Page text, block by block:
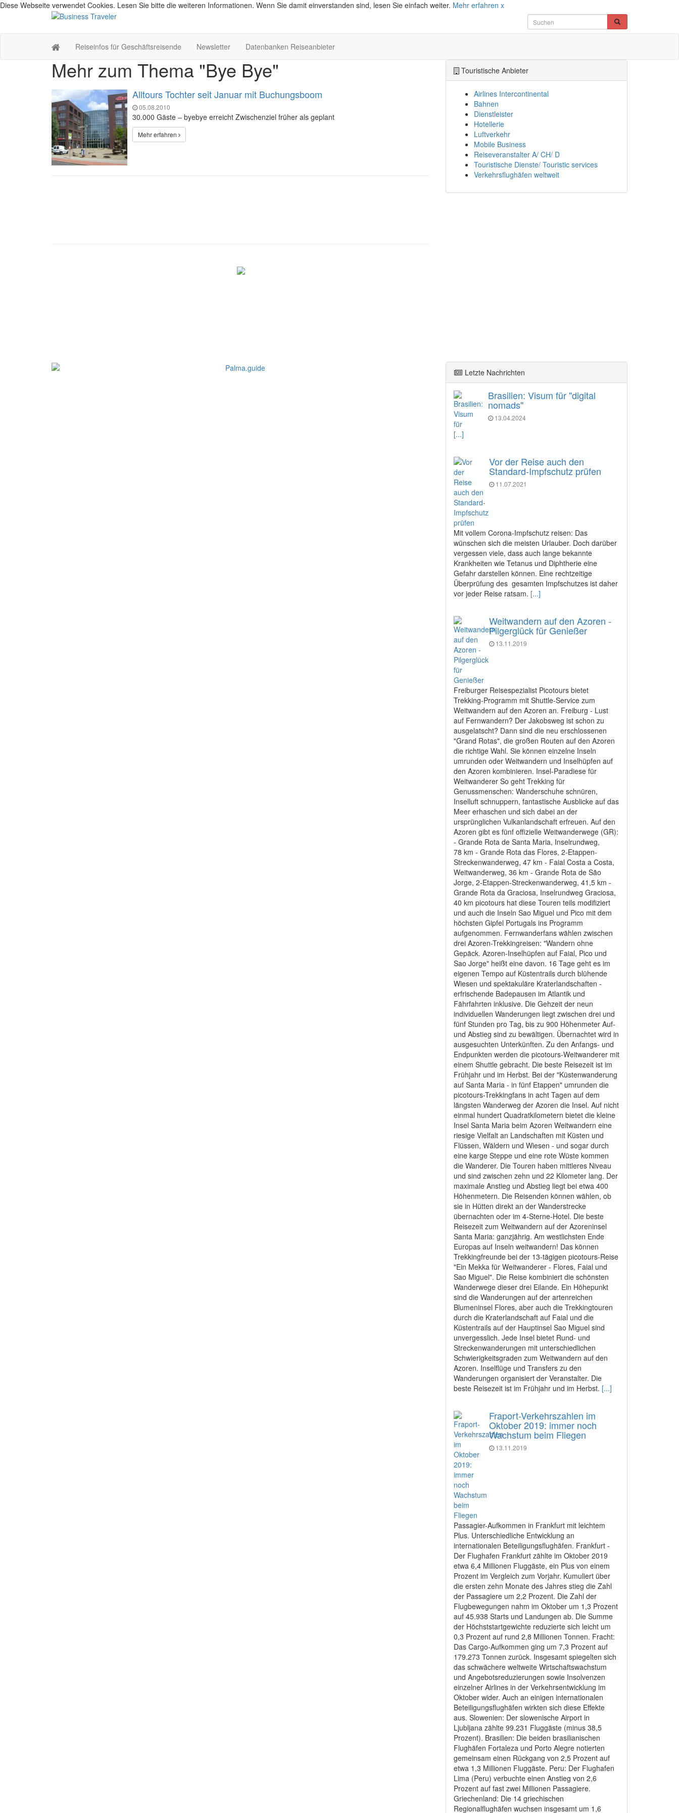
Diese Webseite verwendet Cookies. Lesen Sie bitte die weiteren Informationen. Wenn Sie damit einverstanden sind, lesen Sie einfach weiter. Mehr erfahren x
Reiseinfos für Geschäftsreisende Newsletter Datenbanken Reiseanbieter
Mehr zum Thema "Bye Bye"
Alltours Tochter seit Januar mit Buchungsboom
05.08.2010
30.000 Gäste – byebye erreicht Zwischenziel früher als geplant
Mehr erfahren
Touristische Anbieter
Airlines Intercontinental
Bahnen
Dienstleister
Hotellerie
Luftverkehr
Mobile Business
Reiseveranstalter A/ CH/ D
Touristische Dienste/ Touristic services
Verkehrsflughäfen weltweit
Letzte Nachrichten
Brasilien: Visum für "digital
nomads"
13.04.2024
[...]
Vor der Reise auch den
Standard-Impfschutz prüfen
11.07.2021
Mit vollem Corona-Impfschutz reisen: Das
wünschen sich die meisten Urlauber. Doch darüber
vergessen viele, dass auch lange bekannte
Krankheiten wie Tetanus und Diphtherie eine
Gefahr darstellen können. Eine rechtzeitige
Überprüfung des gesamten Impfschutzes ist daher
vor jeder Reise ratsam. [...]
Weitwandern auf den Azoren -
Pilgerglück für Genießer
13.11.2019
Freiburger Reisespezialist Picotours bietet
Trekking-Programm mit Shuttle-Service zum
Weitwandern auf den Azoren an. Freiburg - Lust
auf Fernwandern? Der Jakobsweg ist schon zu
ausgelatscht? Dann sind die neu erschlossenen
"Grand Rotas", die großen Routen auf den Azoren
die richtige Wahl. Sie können einzelne Inseln
umrunden oder Weitwandern und Inselhüpfen auf
den Azoren kombinieren. Insel-Paradiese für
Weitwanderer So geht Trekking für
Genussmenschen: Wanderschuhe schnüren,
Inselluft schnuppern, fantastische Ausblicke auf das
Meer erhaschen und sich dabei an der
ursprünglichen Vulkanlandschaft erfreuen. Auf den
Azoren gibt es fünf offizielle Weitwanderwege (GR):
- Grande Rota de Santa Maria, Inselrundweg,
78 km - Grande Rota das Flores, 2-Etappen-
Streckenwanderweg, 47 km - Faial Costa a Costa,
Weitwanderweg, 36 km - Grande Rota de São
Jorge, 2-Etappen-Streckenwanderweg, 41,5 km -
Grande Rota da Graciosa, Inselrundweg Graciosa,
40 km picotours hat diese Touren teils modifiziert
und auch die Inseln Sao Miguel und Pico mit dem
höchsten Gipfel Portugals ins Programm
aufgenommen. Fernwanderfans wählen zwischen
drei Azoren-Trekkingreisen: "Wandern ohne
Gepäck. Azoren-Inselhüpfen auf Faial, Pico und
Sao Jorge" heißt eine davon. 16 Tage geht es im
eigenen Tempo auf Küstentrails durch blühende
Wiesen und spektakuläre Kraterlandschaften -
erfrischende Badepausen im Atlantik und
Fährfahrten inklusive. Die Gehzeit der neun
individuellen Wanderungen liegt zwischen drei und
fünf Stunden pro Tag, bis zu 900 Höhenmeter Auf-
und Abstieg sind zu bewältigen. Übernachtet wird in
ausgesuchten Unterkünften. Zu den Anfangs- und
Endpunkten werden die picotours-Weitwanderer mit
einem Shuttle gebracht. Die beste Reisezeit ist im
Frühjahr und im Herbst. Bei der "Küstenwanderung
auf Santa Maria - in fünf Etappen" umrunden die
picotours-Trekkingfans in acht Tagen auf dem
längsten Wanderweg der Azoren die Insel. Auf nicht
einmal hundert Quadratkilometern bietet die kleine
Insel Santa Maria beim Azoren Weitwandern eine
riesige Vielfalt an Landschaften mit Küsten und
Flüssen, Wäldern und Wiesen - und sogar durch
eine karge Steppe und eine rote Wüste kommen
die Wanderer. Die Touren haben mittleres Niveau
und sind zwischen zehn und 22 Kilometer lang. Der
maximale Anstieg und Abstieg liegt bei etwa 400
Höhenmetern. Die Reisenden können wählen, ob
sie in Hütten direkt an der Wanderstrecke
übernachten oder im 4-Sterne-Hotel. Die beste
Reisezeit zum Weitwandern auf der Azoreninsel
Santa Maria: ganzjährig. Am westlichsten Ende
Europas auf Inseln weitwandern! Das können
Trekkingfreunde bei der 13-tägigen picotours-Reise
"Ein Mekka für Weitwanderer - Flores, Faial und
Sao Miguel". Die Reise kombiniert die schönsten
Wanderwege dieser drei Eilande. Ein Höhepunkt
sind die Wanderungen auf der artenreichen
Blumeninsel Flores, aber auch die Trekkingtouren
durch die Kraterlandschaft auf Faial und die
Küstentrails auf der Hauptinsel Sao Miguel sind
unvergesslich. Jede Insel bietet Rund- und
Streckenwanderungen mit unterschiedlichen
Schwierigkeitsgraden zum Weitwandern auf den
Azoren. Inselflüge und Transfers zu den
Wanderungen organisiert der Veranstalter. Die
beste Reisezeit ist im Frühjahr und im Herbst. [...]
Fraport-Verkehrszahlen im
Oktober 2019: immer noch
Wachstum beim Fliegen
13.11.2019
Passagier-Aufkommen in Frankfurt mit leichtem
Plus. Unterschiedliche Entwicklung an
internationalen Beteiligungsflughäfen. Frankfurt -
Der Flughafen Frankfurt zählte im Oktober 2019
etwa 6,4 Millionen Fluggäste, ein Plus von einem
Prozent im Vergleich zum Vorjahr. Kumuliert über
die ersten zehn Monate des Jahres stieg die Zahl
der Passagiere um 2,2 Prozent. Die Zahl der
Flugbewegungen nahm im Oktober um 1,3 Prozent
auf 45.938 Starts und Landungen ab. Die Summe
der Höchststartgewichte reduzierte sich leicht um
0,3 Prozent auf rund 2,8 Millionen Tonnen. Fracht:
Das Cargo-Aufkommen ging um 7,3 Prozent auf
179.273 Tonnen zurück. Insgesamt spiegelten sich
das schwächere weltweite Wirtschaftswachstum
und Angebotsreduzierungen sowie Insolvenzen
einzelner Airlines in der Verkehrsentwicklung im
Oktober wider. Auch an einigen internationalen
Beteiligungsflughäfen wirkten sich diese Effekte
aus. Slowenien: Der slowenische Airport in
Ljubljana zählte 99.231 Fluggäste (minus 38,5
Prozent). Brasilien: Die beiden brasilianischen
Flughäfen Fortaleza und Porto Alegre notierten
gemeinsam einen Rückgang von 2,5 Prozent auf
etwa 1,3 Millionen Fluggäste. Peru: Der Flughafen
Lima (Peru) verbuchte einen Anstieg von 2,6
Prozent auf fast zwei Millionen Passagiere.
Griechenland: Die 14 griechischen
Regionalflughäfen wuchsen insgesamt um 1,6